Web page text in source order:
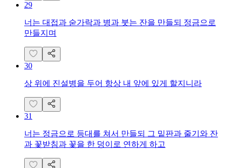
29
너는 대접과 숟가락과 병과 붓는 잔을 만들되 정금으로
만들지며
30
상 위에 진설병을 두어 항상 내 앞에 있게 할지니라
31
너는 정금으로 등대를 쳐서 만들되 그 밑판과 줄기와 잔
과 꽃받침과 꽃을 한 덩이로 연하게 하고